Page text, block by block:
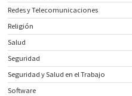
Redes y Telecomunicaciones
Religión
Salud
Seguridad
Seguridad y Salud en el Trabajo
Software